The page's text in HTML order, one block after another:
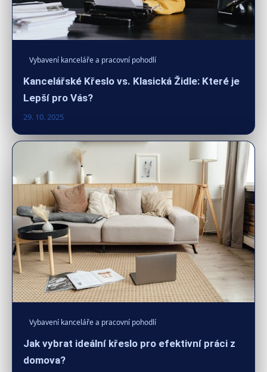
Vybavení kanceláře a pracovní pohodlí
Kancelářské Křeslo vs. Klasická Židle: Které je
Lepší pro Vás?
29. 10. 2025
Vybavení kanceláře a pracovní pohodlí
Jak vybrat ideální křeslo pro efektivní práci z
domova?